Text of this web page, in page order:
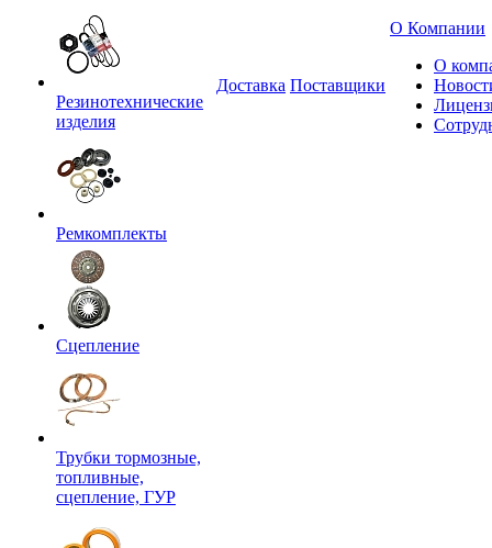
Резинотехнические
изделия
Ремкомплекты
Сцепление
Трубки тормозные,
топливные,
сцепление, ГУР
Доставка Поставщики
О Компании
О